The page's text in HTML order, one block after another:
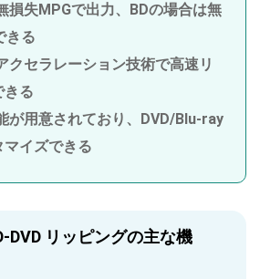
損失MPGで出力、BDの場合は無
きる
クセラレーション技術で高速リ
きる
が用意されており、DVD/Blu-ray
イズできる
DVD リッピングの主な機